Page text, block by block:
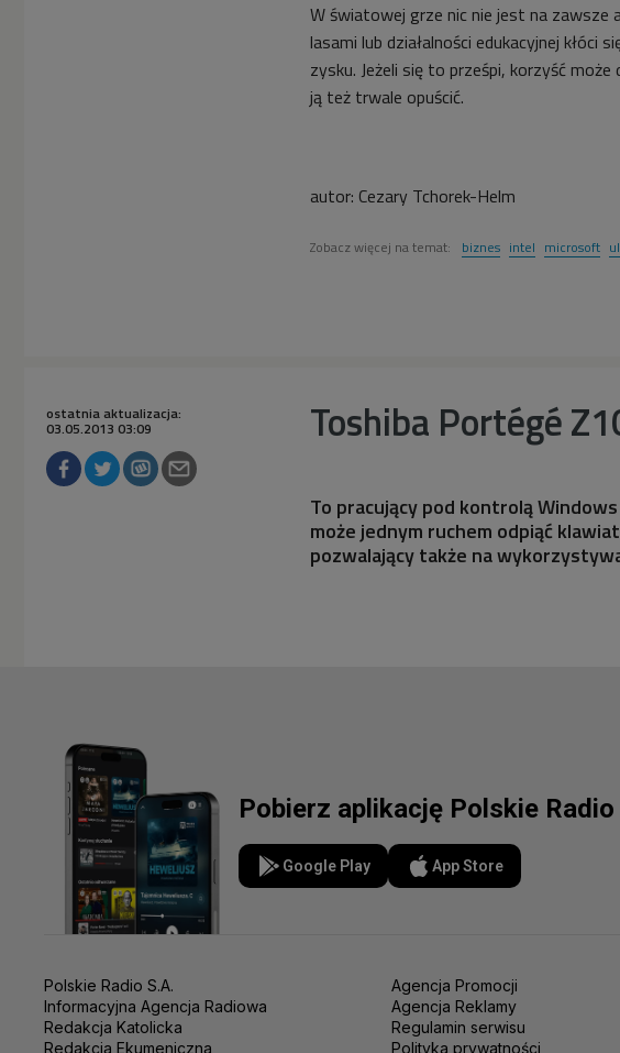
W światowej grze nic nie jest na zawsze
lasami lub działalności edukacyjnej kłóci
zysku. Jeżeli się to prześpi, korzyść
ją też trwale opuścić.
autor: Cezary Tchorek-Helm
Zobacz więcej na temat: biznes intel microsoft
Toshiba Portégé
ostatnia aktualizacja:
03.05.2013 03:09
To pracujący pod kontrolą
może jednym ruchem odpiąć
pozwalający także na
Pobierz aplikację Polskie Radio
Google Play App Store
Polskie Radio S.A.
Informacyjna Agencja Radiowa
Redakcja Katolicka
Redakcja Ekumeniczna
Agencja Promocji
Agencja Reklamy
Regulamin serwisu
Polityka prywatności